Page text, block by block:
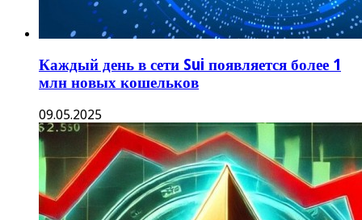
Каждый день в сети Sui появляется более 1
млн новых кошельков
09.05.2025